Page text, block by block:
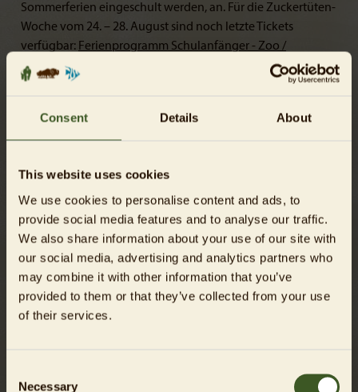
Consent Details About
This website uses cookies
We use cookies to personalise content and ads, to
provide social media features and to analyse our traffic.
We also share information about your use of our site with
our social media, advertising and analytics partners who
may combine it with other information that you’ve
provided to them or that they’ve collected from your use
of their services.
Selection
Necessary
Sommerferien eingeschult werden, an. Für die Zuckertüten-
Woche vom 24. – 28. August sind noch letzte Tickets
verfügbar: Ferienprogramm Schulanfänger - Zoo /
Aquarium Berlin
erwartet ein Sommer voller tierischer Erlebnisse. Wer derzeit
laufen die beiden jungen Rothschild-Giraffenbullen Linus
erkunden neugierig ihre Umgebung. Gleich nebenan
erkundet die Afrikanische Elefantenfamilie rund um
Leitkuh Pori ihre neue Berliner Heimat. Mittlerweile ist die
Herde ganztägig auf ihrer Außenanlage zu beobachten.
Wer zwischendurch eine kleine Tobepause braucht, ist
unweit der Elefanten auf dem beliebten Spielplatz mit
Voraussetzungen für einen entspannten Ferientag.